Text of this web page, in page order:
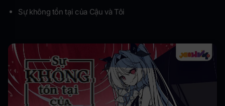
Sự không tồn tại của Cậu và Tôi